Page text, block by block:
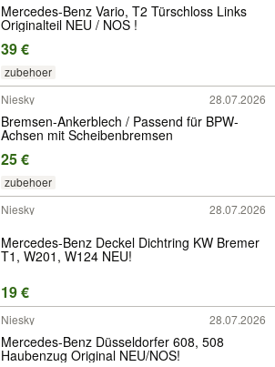
Mercedes-Benz Vario, T2 Türschloss Links
Originalteil NEU / NOS !
39 €
zubehoer
Niesky
28.07.2026
Bremsen-Ankerblech / Passend für BPW-
Achsen mit Scheibenbremsen
25 €
zubehoer
Niesky
28.07.2026
Mercedes-Benz Deckel Dichtring KW Bremer
T1, W201, W124 NEU!
19 €
Niesky 28.07.2026
Mercedes-Benz Düsseldorfer 608, 508
Haubenzug Original NEU/NOS!